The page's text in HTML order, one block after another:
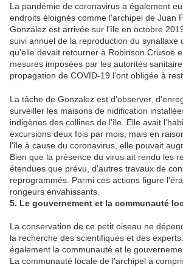
La pandémie de coronavirus a également
endroits éloignés comme l'archipel de Juan
González est arrivée sur l'île en octobre
suivi annuel de la reproduction du synallaxe
qu'elle devait retourner à Robinson Crusoë
mesures imposées par les autorités
propagation de COVID-19 l'ont obligée à
La tâche de Gonzalez est d'observer,
surveiller les maisons de nidification
indigènes des collines de l'île. Elle avait
excursions deux fois par mois, mais en
l'île à cause du coronavirus, elle pouvait
Bien que la présence du virus ait rendu les
étendues que prévu, d'autres travaux de
reprogrammés. Parmi ces actions figure
rongeurs envahissants.
5. Le gouvernement et la communauté
La conservation de ce petit oiseau ne
la recherche des scientifiques et des
également la communauté et le
La communauté locale de l'archipel a